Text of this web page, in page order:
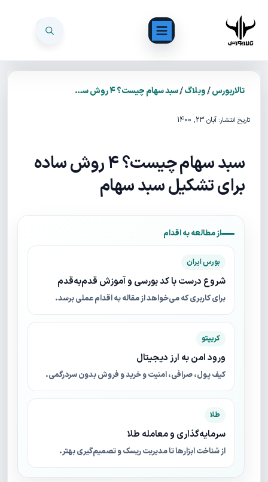
تالاربورس/وبلاگ/ سبد سهام چیست؟ ۴ روش ساده برای تشکیل سبد سهام
تاریخ انتشار: آبان 23, 1400
سبد سهام چیست؟ ۴ روش ساده
برای تشکیل سبد سهام
از مطالعه به اقدام
بورس ایران
شروع درست با کد بورسی و آموزش قدم‌به‌قدم
برای کاربری که می‌خواهد از مقاله به اقدام عملی برسد.
کریپتو
ورود امن به ارز دیجیتال
کیف پول، صرافی، امنیت و خرید و فروش بدون سردرگمی.
طلا
سرمایه‌گذاری و معامله طلا
از شناخت ابزارها تا مدیریت ریسک و تصمیم‌گیری بهتر.